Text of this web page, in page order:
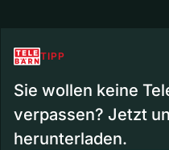
TIPP
Sie wollen keine
verpassen? Jetzt
herunterladen.